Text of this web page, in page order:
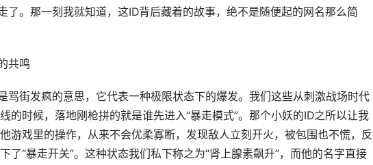
了。那一刻我就知道，这ID背后藏着的故事，绝不是随便起的网名那么简
共鸣
骂街发疯的意思，它代表一种极限状态下的爆发。我们这些从刺激战场时代
的时候，落地刚枪拼的就是谁先进入“暴走模式”。那个小妖的ID之所以让我
游戏里的操作，从来不会优柔寡断，发现敌人立刻开火，被包围也不慌，反
了“暴走开关”。这种状态我们私下称之为“肾上腺素飙升”，而他的名字直接